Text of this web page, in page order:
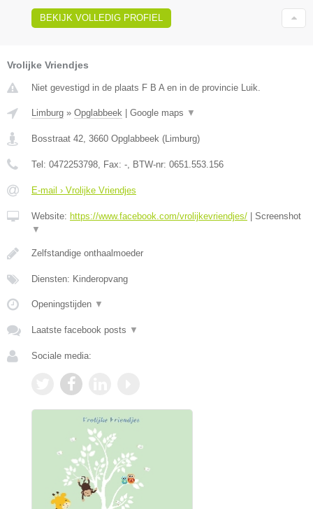
BEKIJK VOLLEDIG PROFIEL
Vrolijke Vriendjes
Niet gevestigd in de plaats F B A en in de provincie Luik.
Limburg » Opglabbeek Google maps ▼
Bosstraat 42, 3660 Opglabbeek (Limburg)
Tel: 0472253798, Fax: -, BTW-nr: 0651.553.156
E-mail › Vrolijke Vriendjes
Website: https://www.facebook.com/vrolijkevriendjes/
Screenshot
▼
Zelfstandige onthaalmoeder
Diensten: Kinderopvang
Openingstijden ▼
Laatste facebook posts ▼
Sociale media: